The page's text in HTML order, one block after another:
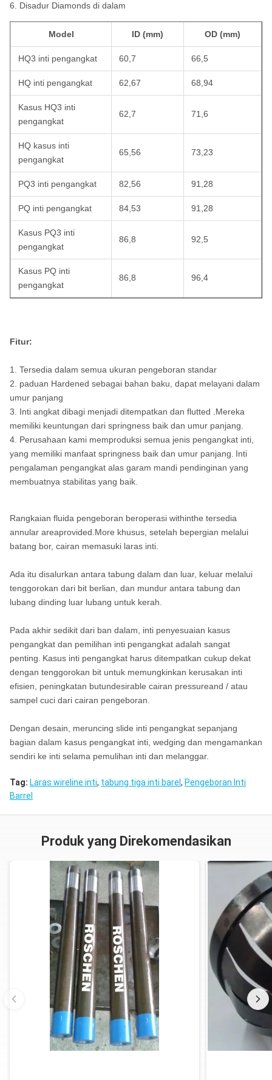
6. Disadur Diamonds di dalam
Model ID (mm) OD (mm)
HQ3 inti pengangkat 60,7 66,5
HQ inti pengangkat 62,67 68,94
Kasus HQ3 inti
pengangkat
62,7 71,6
HQ kasus inti
pengangkat
65,56 73,23
PQ3 inti pengangkat 82,56 91,28
PQ inti pengangkat 84,53 91,28
Kasus PQ3 inti
pengangkat
86,8 92,5
Kasus PQ inti
pengangkat
86,8 96,4
Fitur:
1. Tersedia dalam semua ukuran pengeboran standar
2. paduan Hardened sebagai bahan baku, dapat melayani dalam
umur panjang
3. Inti angkat dibagi menjadi ditempatkan dan flutted .Mereka
memiliki keuntungan dari springness baik dan umur panjang.
4. Perusahaan kami memproduksi semua jenis pengangkat inti,
yang memiliki manfaat springness baik dan umur panjang. Inti
pengalaman pengangkat alas garam mandi pendinginan yang
membuatnya stabilitas yang baik.
Rangkaian fluida pengeboran beroperasi withinthe tersedia
annular areaprovided.More khusus, setelah bepergian melalui
batang bor, cairan memasuki laras inti.
Ada itu disalurkan antara tabung dalam dan luar, keluar melalui
tenggorokan dari bit berlian, dan mundur antara tabung dan
lubang dinding luar lubang untuk kerah.
Pada akhir sedikit dari ban dalam, inti penyesuaian kasus
pengangkat dan pemilihan inti pengangkat adalah sangat
penting. Kasus inti pengangkat harus ditempatkan cukup dekat
dengan tenggorokan bit untuk memungkinkan kerusakan inti
efisien, peningkatan butundesirable cairan pressureand / atau
sampel cuci dari cairan pengeboran.
Dengan desain, meruncing slide inti pengangkat sepanjang
bagian dalam kasus pengangkat inti, wedging dan mengamankan
sendiri ke inti selama pemulihan inti dan melanggar.
Tag: Laras wireline inti, tabung tiga inti barel , Pengeboran Inti
Barrel
Produk yang Direkomendasikan